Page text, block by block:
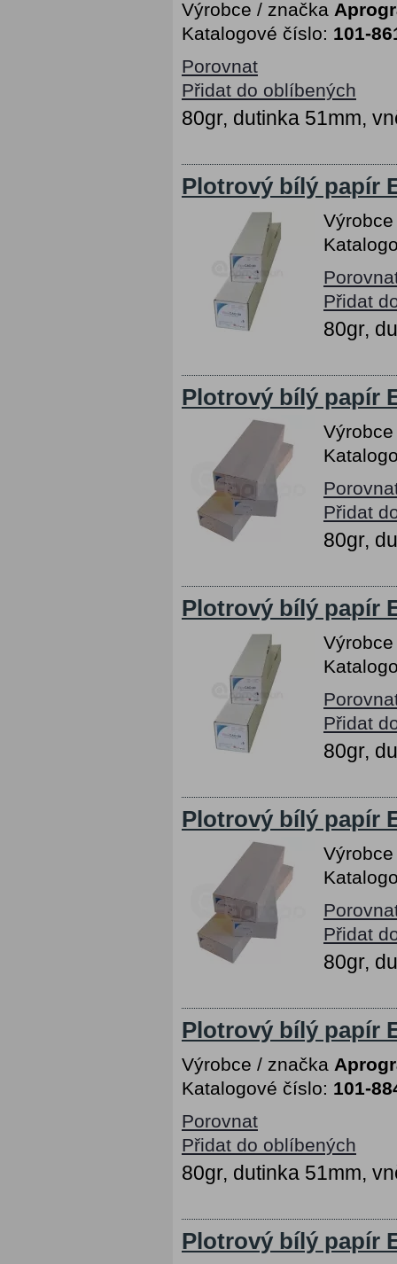
Výrobce / značka
Katalogové číslo: 101-
Porovnat
Přidat do oblíbených
80gr, dutinka 51mm,
Plotrový bílý papír
Přidat
80gr,
Plotrový bílý papír
Přidat
80gr,
Plotrový bílý papír
Přidat
80gr,
Plotrový bílý papír
Přidat
80gr,
Plotrový bílý papír
Výrobce / značka
Katalogové číslo: 101-
Porovnat
Přidat do oblíbených
80gr, dutinka 51mm,
Plotrový bílý papír